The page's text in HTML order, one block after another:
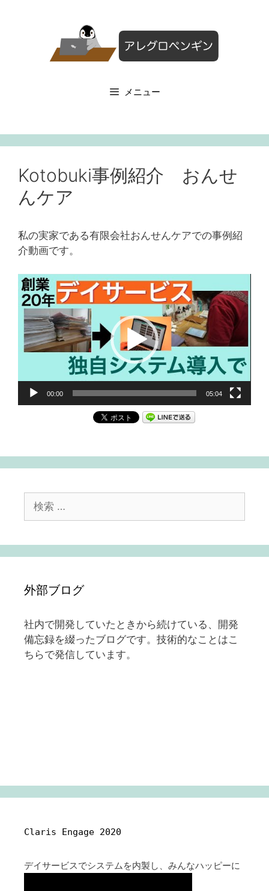
メニュー
Kotobuki事例紹介 おんせ
んケア
私の実家である有限会社おんせんケアでの事例紹
介動画です。
動
画
プ
レ
ー
ヤ
00:00 05:04
索:
外部ブログ
社内で開発していたときから続けている、開発
備忘録を綴ったブログです。技術的なことはこ
ちらで発信しています。
Claris Engage 2020
デイサービスでシステムを内製し、みんなハッピーに